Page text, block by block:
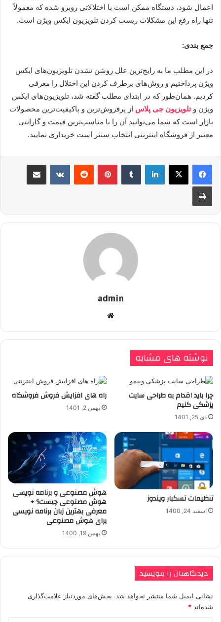
اعمال شود، دستگاه ممکن است با اختلالاتی روبرو شده که معمولاً
تنها راه رفع این مشکلات ريست کردن تلويزيون ایکس ویژن است.
جمع بندی:
در این مطلب ما به رایج‌ترین علل روشن نشدن تلویزیون‌های ایکس
ویژن پرداختیم و روش‌های برطرف کردن این اختلال را معرفی
کردیم. همان‌طور که در ابتدای مطلب گفته شد، تلویزیون‌های ایکس
ویژن وتلویزیون جی پلاس از پرفروش‌ترین و باکیفیت‌ترین محصولات
بازار است که شما می‌توانید آن را با مناسب‌ترین قیمت و گارانتی
معتبر از فروشگاه اینترنتی انتخاب سنتر است خریداری نمایید.
لینکدین ‫تامبلر پینترست‫رددیت ‫VKontakteاشتراک گذاری از طریق ایمیل
چاپ
admin
نوشته های مشابه
چرا باید اقدام به طراحی سایت
پزشکی کنیم
دی 25, 1401
راه های افزایش فروش فروشگاه
بهمن 2, 1401
تنظیمات تسکبار ویندوز
اسفند 24, 1400
هوش مصنوعی و برنامه نویسی
هوش مصنوعی چیست؟ +
معرفی بهترین زبان برنامه نویسی
برای هوش مصنوعی
بهمن 19, 1400
دیدگاهتان را بنویسید
نشانی ایمیل شما منتشر نخواهد شد. بخش‌های موردنیاز علامت‌گذاری
شده‌اند *